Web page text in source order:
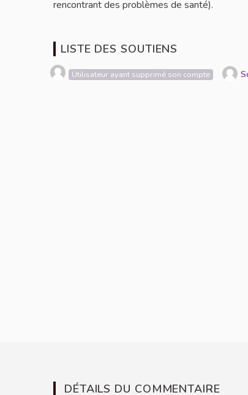
rencontrant des problèmes de santé).
LISTE DES SOUTIENS
Utilisateur ayant supprimé son compte
DÉTAILS DU COMMENTAIRE